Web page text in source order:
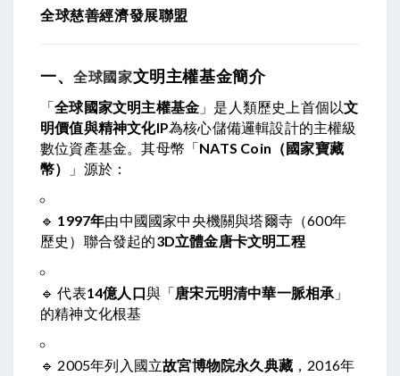
全球慈善經濟發展聯盟
一、全球國家文明主權基金簡介
「全球國家文明主權基金 」是人類歷史上首個以文
明價值與精神文化IP為核心儲備邏輯設計的主權級
數位資產基金。其母幣「NATS Coin（國家寶藏
幣）
」源於：
🔹 1997年由中國國家中央機關與塔爾寺（600年
歷史）聯合發起的3D立體金唐卡文明工程
🔹 代表14億人口與「唐宋元明清中華一脈相承 」
的精神文化根基
🔹 2005年列入國立故宮博物院永久典藏 ，2016年